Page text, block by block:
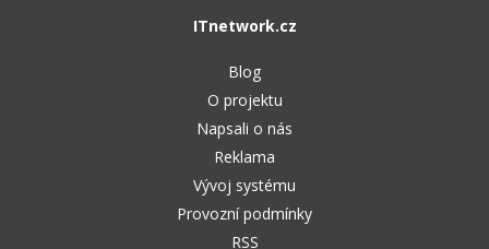
ITnetwork.cz
Blog
O projektu
Napsali o nás
Reklama
Vývoj systému
Provozní podmínky
RSS